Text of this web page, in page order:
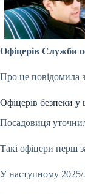
Офіцерів Служби
Про це повідомила
Офіцерів безпеки у
Посадовиця
Такі офіцери перш
У наступному 2025/